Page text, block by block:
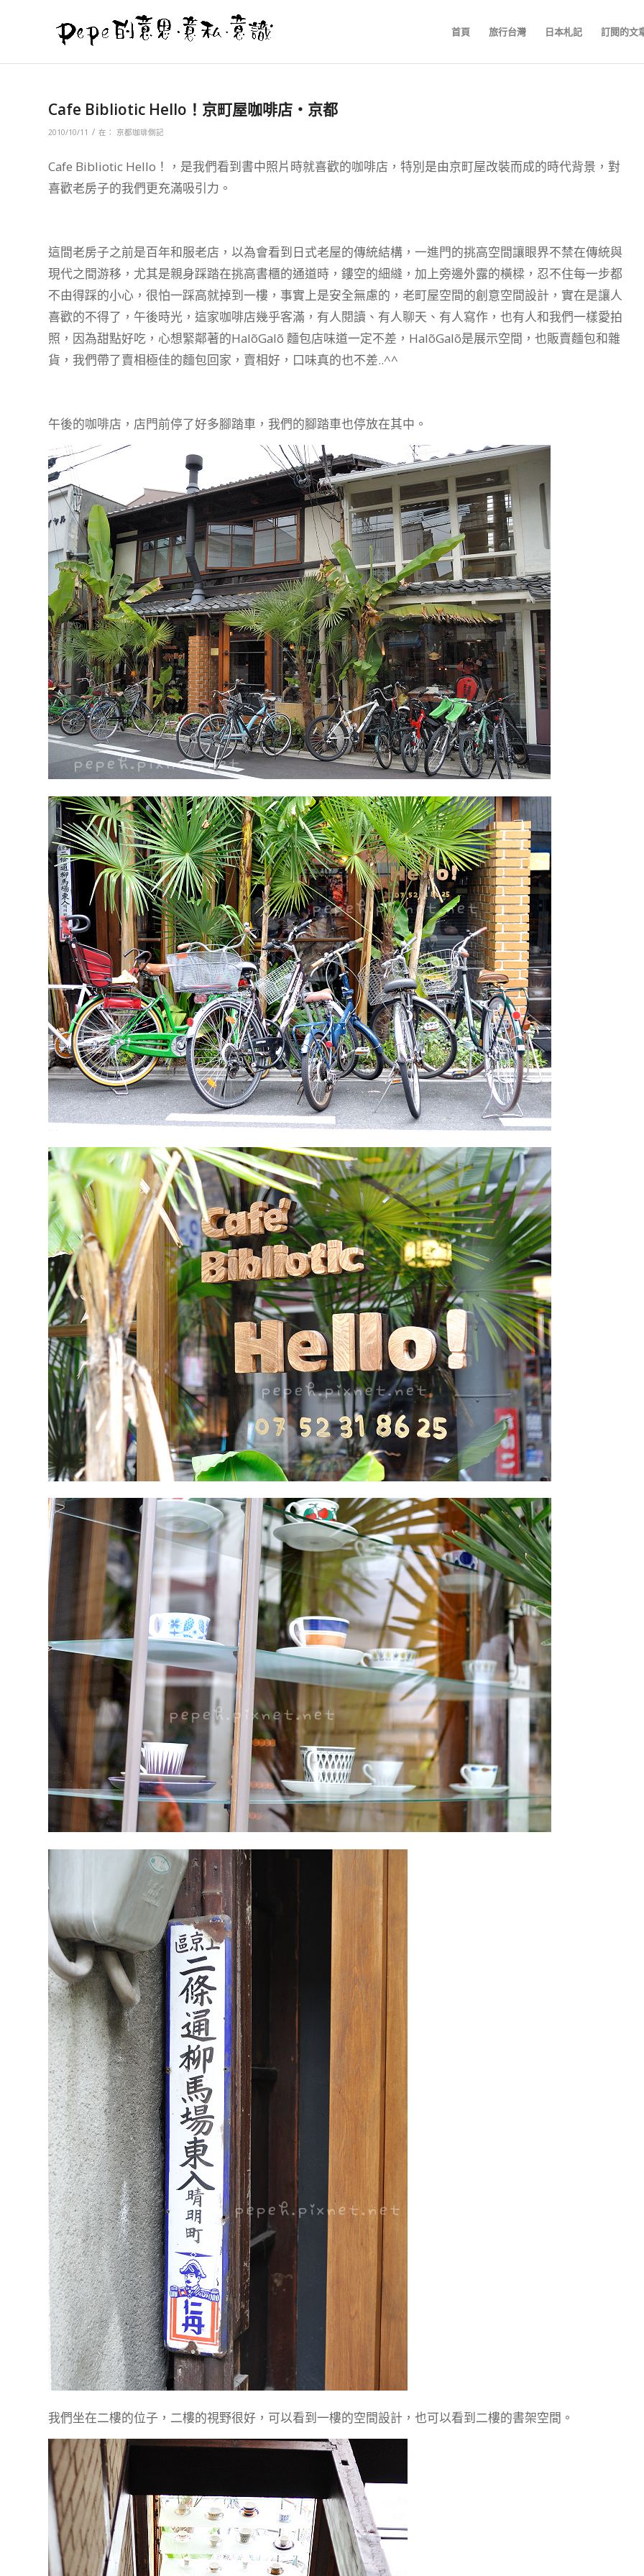
首頁 旅行台灣 日本札記 訂閱的文
Cafe Bibliotic Hello！京町屋咖啡店‧京都
2010/10/11 / 在： 京都珈琲側記
Cafe Bibliotic Hello！，是我們看到書中照片時就喜歡的咖啡店，特別是由京町屋改裝而成的時代背景，對
喜歡老房子的我們更充滿吸引力。
這間老房子之前是百年和服老店，以為會看到日式老屋的傳統結構，一進門的挑高空間讓眼界不禁在傳統與
現代之間游移，尤其是親身踩踏在挑高書櫃的通道時，鏤空的細縫，加上旁邊外露的橫樑，忍不住每一步都
不由得踩的小心，很怕一踩高就掉到一樓，事實上是安全無慮的，老町屋空間的創意空間設計，實在是讓人
喜歡的不得了，午後時光，這家咖啡店幾乎客滿，有人閱讀、有人聊天、有人寫作，也有人和我們一樣愛拍
照，因為甜點好吃，心想緊鄰著的HalõGalõ 麵包店味道一定不差，HalõGalõ是展示空間，也販賣麵包和雜
貨，我們帶了賣相極佳的麵包回家，賣相好，口味真的也不差..^^
午後的咖啡店，店門前停了好多腳踏車，我們的腳踏車也停放在其中。
我們坐在二樓的位子，二樓的視野很好，可以看到一樓的空間設計，也可以看到二樓的書架空間。